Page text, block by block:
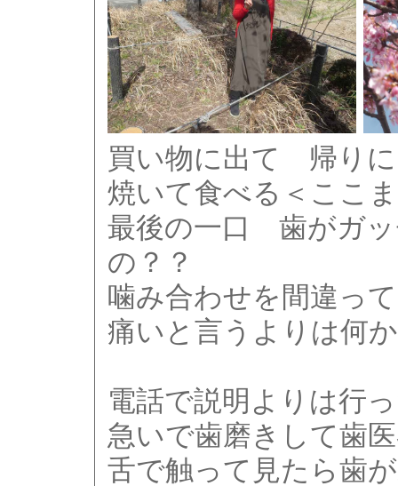
買い物に出て 帰り
焼いて食べる＜ここ
最後の一口 歯がガ
の？？
噛み合わせを間違っ
痛いと言うよりは何
電話で説明よりは行
急いで歯磨きして歯
舌で触って見たら歯